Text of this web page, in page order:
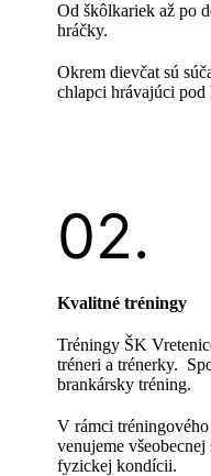
Od škôlkariek až po
hráčky.
Okrem dievčat sú
chlapci hrávajúci
Kvalitné tréningy
Tréningy ŠK
tréneri a trénerky.
brankársky tréning.
V rámci
venujeme
fyzickej kondícii.